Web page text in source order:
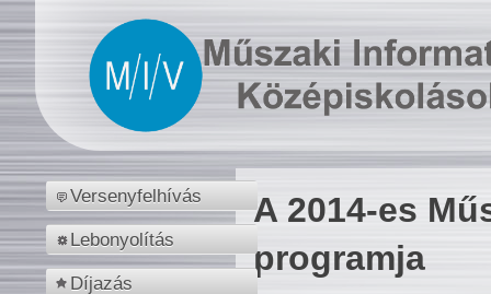
Versenyfelhívás
Lebonyolítás
Díjazás
A 2014-es
programja